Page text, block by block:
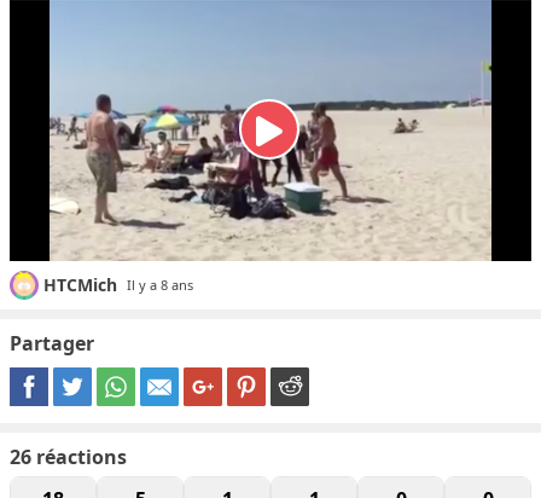
HTCMich Il y a 8 ans
Partager
26 réactions